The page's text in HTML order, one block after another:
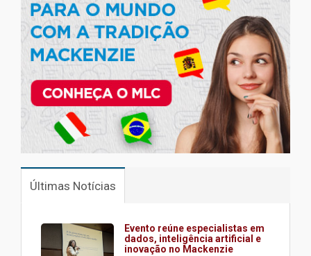
Últimas Notícias
Evento reúne especialistas em
dados, inteligência artificial e
inovação no Mackenzie